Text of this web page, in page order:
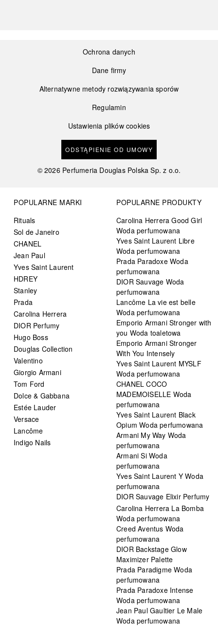
Ochrona danych
Dane firmy
Alternatywne metody rozwiązywania sporów
Regulamin
Ustawienia plików cookies
ODSTĄPIENIE OD UMOWY
©2026 Perfumeria Douglas Polska Sp. z o.o.
POPULARNE MARKI
Rituals
Sol de Janeiro
CHANEL
Jean Paul
Yves Saint Laurent
HDREY
Stanley
Prada
Carolina Herrera
DIOR Perfumy
Hugo Boss
Douglas Collection
Valentino
Giorgio Armani
Tom Ford
Dolce & Gabbana
Estée Lauder
Versace
Lancôme
Indigo Nails
POPULARNE PRODUKTY
Carolina Herrera Good Girl
Woda perfumowana
Yves Saint Laurent Libre
Woda perfumowana
Prada Paradoxe Woda
perfumowana
DIOR Sauvage Woda
perfumowana
Lancôme La vie est belle
Woda perfumowana
Emporio Armani Stronger with
you Woda toaletowa
Emporio Armani Stronger
With You Intensely
Yves Saint Laurent MYSLF
Woda perfumowana
CHANEL COCO
MADEMOISELLE Woda
perfumowana
Yves Saint Laurent Black
Opium Woda perfumowana
Armani My Way Woda
perfumowana
Armani Si Woda
perfumowana
Yves Saint Laurent Y Woda
perfumowana
DIOR Sauvage Elixir Perfumy
Carolina Herrera La Bomba
Woda perfumowana
Creed Aventus Woda
perfumowana
DIOR Backstage Glow
Maximizer Palette
Prada Paradigme Woda
perfumowana
Prada Paradoxe Intense
Woda perfumowana
Jean Paul Gaultier Le Male
Woda perfumowana